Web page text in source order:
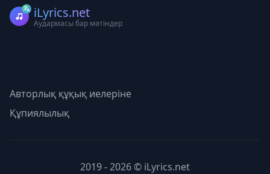
iLyrics.net
Аудармасы бар мәтіндер
Авторлық құқық иелеріне
Құпиялылық
2019 - 2026 © iLyrics.net